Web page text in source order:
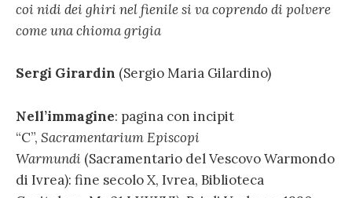
coi nidi dei ghiri nel fienile si va coprendo di polvere
come una chioma grigia
Sergi Girardin (Sergio Maria Gilardino)
Nell’immagine: pagina con incipit
“C”, Sacramentarium Episcopi
Warmundi (Sacramentario del Vescovo Warmondo
di Ivrea): fine secolo X, Ivrea, Biblioteca